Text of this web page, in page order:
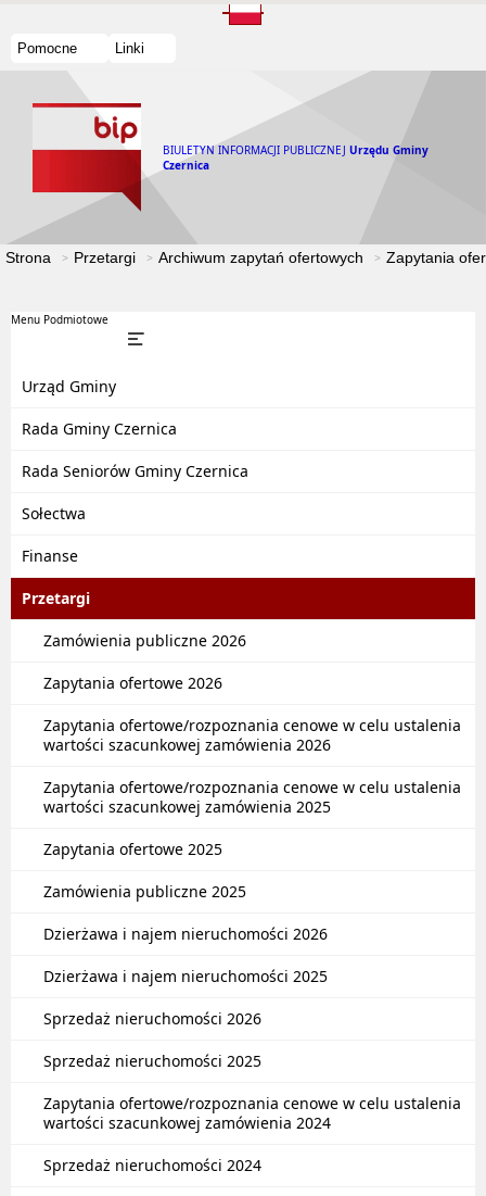
Pomocne Linki
BIULETYN INFORMACJI PUBLICZNEJ Urzędu Gminy
Czernica
Strona Przetargi Archiwum zapytań ofertowych Zapytania
Menu Podmiotowe
Urząd Gminy
Rada Gminy Czernica
Rada Seniorów Gminy Czernica
Sołectwa
Finanse
Przetargi
Zamówienia publiczne 2026
Zapytania ofertowe 2026
Zapytania ofertowe/rozpoznania cenowe w celu ustalenia
wartości szacunkowej zamówienia 2026
Zapytania ofertowe/rozpoznania cenowe w celu ustalenia
wartości szacunkowej zamówienia 2025
Zapytania ofertowe 2025
Zamówienia publiczne 2025
Dzierżawa i najem nieruchomości 2026
Dzierżawa i najem nieruchomości 2025
Sprzedaż nieruchomości 2026
Sprzedaż nieruchomości 2025
Zapytania ofertowe/rozpoznania cenowe w celu ustalenia
wartości szacunkowej zamówienia 2024
Sprzedaż nieruchomości 2024